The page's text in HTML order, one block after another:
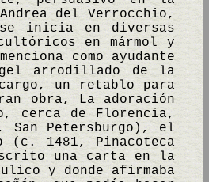
del Verrocchio,
inicia en diversas
en mármol y
como ayudante
arrodillado de la
un retablo para
obra, La adoración
cerca de Florencia,
San Petersburgo), el
(c. 1481, Pinacoteca
una carta en la
y donde afirmaba